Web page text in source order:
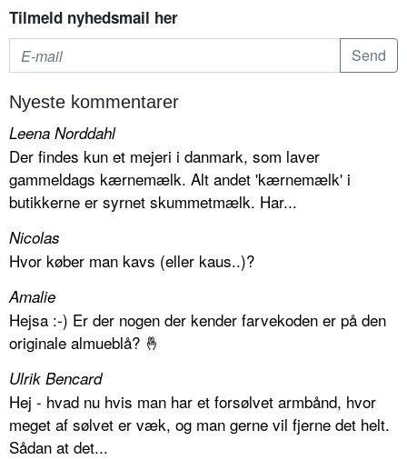
Tilmeld nyhedsmail her
Nyeste kommentarer
Leena Norddahl
Der findes kun et mejeri i danmark, som laver
gammeldags kærnemælk. Alt andet 'kærnemælk' i
butikkerne er syrnet skummetmælk. Har...
Nicolas
Hvor køber man kavs (eller kaus..)?
Amalie
Hejsa :-) Er der nogen der kender farvekoden er på den
originale almueblå? 🤞
Ulrik Bencard
Hej - hvad nu hvis man har et forsølvet armbånd, hvor
meget af sølvet er væk, og man gerne vil fjerne det helt.
Sådan at det...